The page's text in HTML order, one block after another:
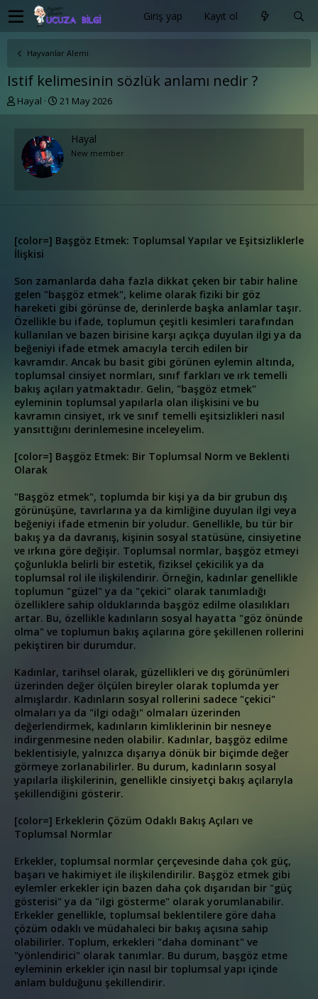
Giriş yap Kayıt ol
Hayvanlar Alemi
Istif kelimesinin sözlük anlamı nedir ?
K
t
a
Hayal
B
a
n
r
i
21 May 2026
Hayal
New member
[color=] Başgöz Etmek: Toplumsal Yapılar ve Eşitsizliklerle
İlişkisi
Son zamanlarda daha fazla dikkat çeken bir tabir haline
gelen "başgöz etmek", kelime olarak fiziki bir göz
hareketi gibi görünse de, derinlerde başka anlamlar taşır.
Özellikle bu ifade, toplumun çeşitli kesimleri tarafından
kullanılan ve bazen birisine karşı açıkça duyulan ilgi ya da
beğeniyi ifade etmek amacıyla tercih edilen bir
kavramdır. Ancak bu basit gibi görünen eylemin altında,
toplumsal cinsiyet normları, sınıf farkları ve ırk temelli
bakış açıları yatmaktadır. Gelin, "başgöz etmek"
eyleminin toplumsal yapılarla olan ilişkisini ve bu
kavramın cinsiyet, ırk ve sınıf temelli eşitsizlikleri nasıl
yansıttığını derinlemesine inceleyelim.
[color=] Başgöz Etmek: Bir Toplumsal Norm ve Beklenti
Olarak
"Başgöz etmek", toplumda bir kişi ya da bir grubun dış
görünüşüne, tavırlarına ya da kimliğine duyulan ilgi veya
beğeniyi ifade etmenin bir yoludur. Genellikle, bu tür bir
bakış ya da davranış, kişinin sosyal statüsüne, cinsiyetine
ve ırkına göre değişir. Toplumsal normlar, başgöz etmeyi
çoğunlukla belirli bir estetik, fiziksel çekicilik ya da
toplumsal rol ile ilişkilendirir. Örneğin, kadınlar genellikle
toplumun "güzel" ya da "çekici" olarak tanımladığı
özelliklere sahip olduklarında başgöz edilme olasılıkları
artar. Bu, özellikle kadınların sosyal hayatta "göz önünde
olma" ve toplumun bakış açılarına göre şekillenen rollerini
pekiştiren bir durumdur.
Kadınlar, tarihsel olarak, güzellikleri ve dış görünümleri
üzerinden değer ölçülen bireyler olarak toplumda yer
almışlardır. Kadınların sosyal rollerini sadece "çekici"
olmaları ya da "ilgi odağı" olmaları üzerinden
değerlendirmek, kadınların kimliklerinin bir nesneye
indirgenmesine neden olabilir. Kadınlar, başgöz edilme
beklentisiyle, yalnızca dışarıya dönük bir biçimde değer
görmeye zorlanabilirler. Bu durum, kadınların sosyal
yapılarla ilişkilerinin, genellikle cinsiyetçi bakış açılarıyla
şekillendiğini gösterir.
[color=] Erkeklerin Çözüm Odaklı Bakış Açıları ve
Toplumsal Normlar
Erkekler, toplumsal normlar çerçevesinde daha çok güç,
başarı ve hakimiyet ile ilişkilendirilir. Başgöz etmek gibi
eylemler erkekler için bazen daha çok dışarıdan bir "güç
gösterisi" ya da "ilgi gösterme" olarak yorumlanabilir.
Erkekler genellikle, toplumsal beklentilere göre daha
çözüm odaklı ve müdahaleci bir bakış açısına sahip
olabilirler. Toplum, erkekleri "daha dominant" ve
"yönlendirici" olarak tanımlar. Bu durum, başgöz etme
eyleminin erkekler için nasıl bir toplumsal yapı içinde
anlam bulduğunu şekillendirir.